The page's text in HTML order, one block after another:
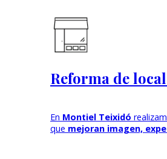
Reforma de
En Montiel Teixidó
que mejoran imagen,